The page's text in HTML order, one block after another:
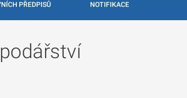
PŘEDPISŮ NOTIFIKACE